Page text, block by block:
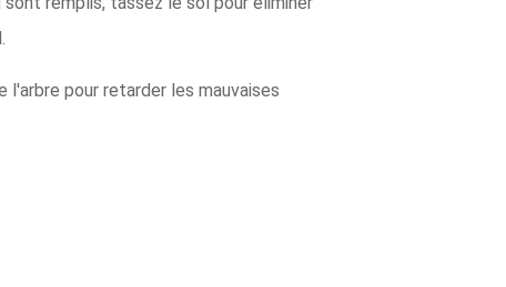
l'arbre pour retarder les mauvaises